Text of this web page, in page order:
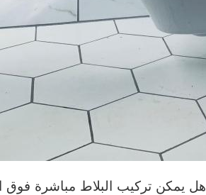
هل يمكن تركيب البلاط مباشرة فوق